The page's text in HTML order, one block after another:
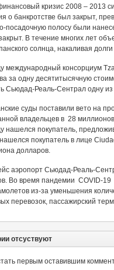
кризис 2008 – 2013
о банкротстве был закрыт,
посадочную полосу были
В течение многих лет
солнца, накаливая
международный консорциум
за одну десятитысячную
Сьюдад-Реаль-Сентрал одну из
суды поставили вето на
владельцев в 28
нашелся покупатель,
покупатель в лице
долларов.
аэропорт Сьюдад-Реаль-
Во время пандемии COVID-
из-за уменьшения
перевозок, пассажирский
отсуствуют
первым оставившим